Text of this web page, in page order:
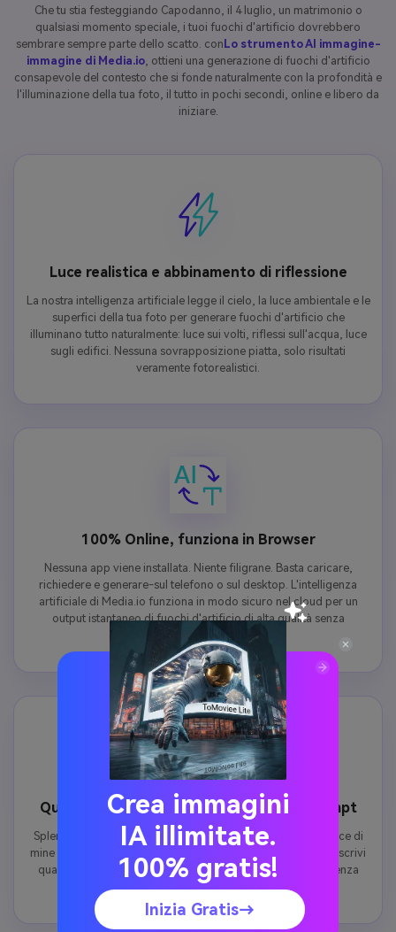
Che tu stia festeggiando Capodanno, il 4 luglio, un matrimonio o
qualsiasi momento speciale, i tuoi fuochi d'artificio dovrebbero
sembrare sempre parte dello scatto. con Lo strumento AI immagine-
immagine di Media.io, ottieni una generazione di fuochi d'artificio
consapevole del contesto che si fonde naturalmente con la profondità e
l'illuminazione della tua foto, il tutto in pochi secondi, online e libero da
iniziare.
Luce realistica e abbinamento di riflessione
La nostra intelligenza artificiale legge il cielo, la luce ambientale e le
superfici della tua foto per generare fuochi d'artificio che
illuminano tutto naturalmente: luce sui volti, riflessi sull'acqua, luce
sugli edifici. Nessuna sovrapposizione piatta, solo risultati
veramente fotorealistici.
100% Online, funziona in Browser
Nessuna app viene installata. Niente filigrane. Basta caricare,
richiedere e generare-sul telefono o sul desktop. L'intelligenza
artificiale di Media.io funziona in modo sicuro nel cloud per un
output istantaneo di fuochi d'artificio di alta qualità senza
richiedere l'iscrizione.
Qualsiasi colore, qualsiasi stile tramite Prompt
Splendore d'oro, vivide esplosioni multicolori, morbide tracce di
mine di stelle bianche o un cielo pieno di colori a cascata: descrivi
qualsiasi stile di fuochi d'artificio nel tuo prompt e l'intelligenza
artificiale fornirà esattamente ciò che immagini.
Crea immagini
IA illimitate.
100% gratis!
Inizia Gratis→